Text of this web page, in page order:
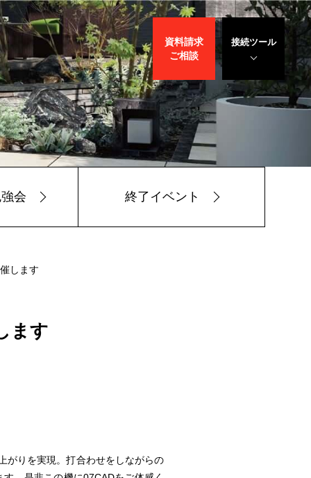
接続ツール
遠隔サポート
サリバン先生
WEBデモ
サポート
資料請求
ご相談
会 終了イベント
します
ます
がりを実現。打合わせをしながらの